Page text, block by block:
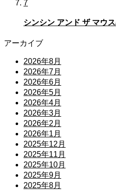
7
シンシン アンド ザ マウ
アーカイブ
2026年8月
2026年7月
2026年6月
2026年5月
2026年4月
2026年3月
2026年2月
2026年1月
2025年12月
2025年11月
2025年10月
2025年9月
2025年8月